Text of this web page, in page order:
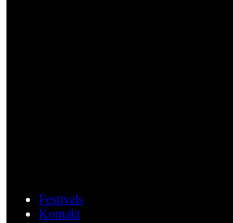
Festivals
Kontakt